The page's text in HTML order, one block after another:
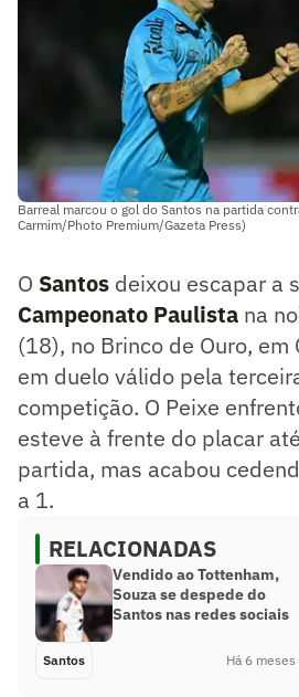
Barreal marcou o gol do Santos na partida
Carmim/Photo Premium/Gazeta Press)
O Santos deixou escapar a
Campeonato Paulista na
(18), no Brinco de Ouro, em
em duelo válido pela
competição. O Peixe
esteve à frente do placar
partida, mas acabou
a 1.
RELACIONADAS
Vendido ao Tottenham,
Souza se despede do
Santos nas redes sociais
Santos Há 6 meses